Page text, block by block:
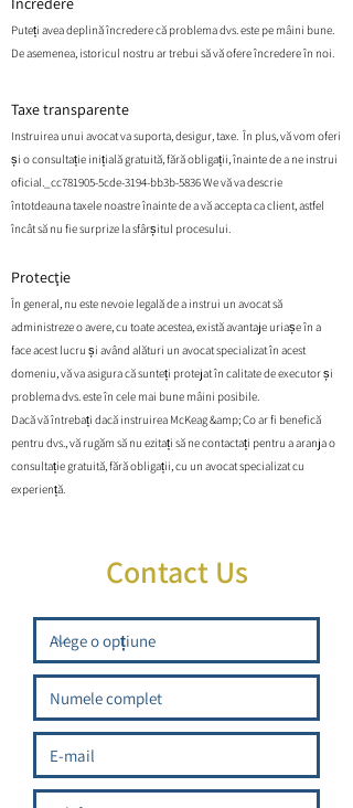
Puteți avea deplină încredere că problema dvs. este pe mâini bune.
De asemenea, istoricul nostru ar trebui să vă ofere încredere în noi.
Taxe transparente
Instruirea unui avocat va suporta, desigur, taxe. În plus, vă vom oferi
și o consultație inițială gratuită, fără obligații, înainte de a ne instrui
oficial._cc781905-5cde-3194-bb3b-5836 We vă va descrie
întotdeauna taxele noastre înainte de a vă accepta ca client, astfel
încât să nu fie surprize la sfârșitul procesului.
Protecţie
În general, nu este nevoie legală de a instrui un avocat să
administreze o avere, cu toate acestea, există avantaje uriașe în a
face acest lucru și având alături un avocat specializat în acest
domeniu, vă va asigura că sunteți protejat în calitate de executor și
problema dvs. este în cele mai bune mâini posibile.
Dacă vă întrebați dacă instruirea McKeag &amp; Co ar fi benefică
pentru dvs., vă rugăm să nu ezitați să ne contactați pentru a aranja o
consultație gratuită, fără obligații, cu un avocat specializat cu
experiență.
Contact Us